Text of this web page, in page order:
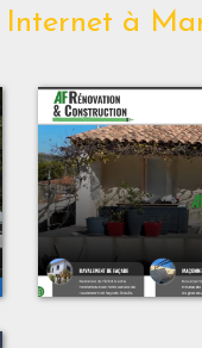
Internet à
AF